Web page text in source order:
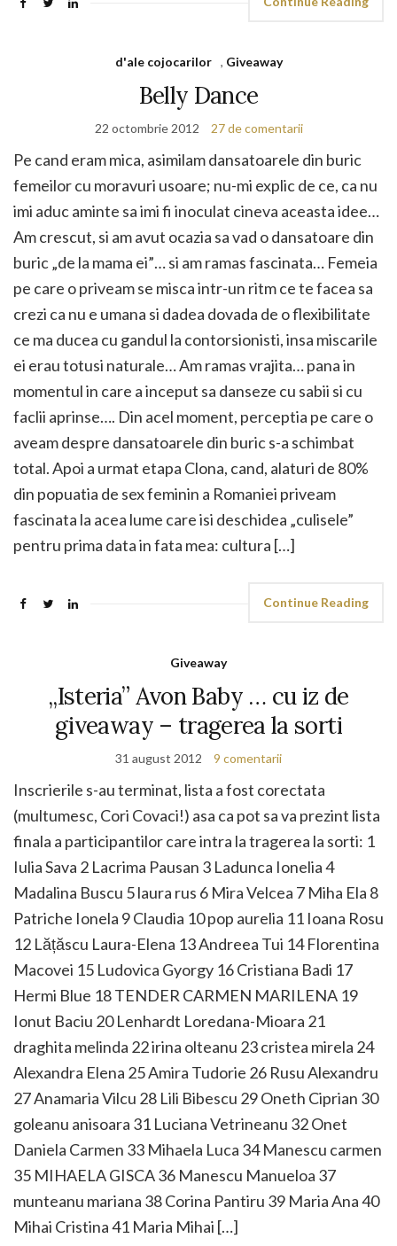
d'ale cojocarilor , Giveaway
Belly Dance
22 octombrie 2012 27 de comentarii
Pe cand eram mica, asimilam dansatoarele din buric
femeilor cu moravuri usoare; nu-mi explic de ce, ca nu
imi aduc aminte sa imi fi inoculat cineva aceasta idee…
Am crescut, si am avut ocazia sa vad o dansatoare din
buric „de la mama ei”… si am ramas fascinata… Femeia
pe care o priveam se misca intr-un ritm ce te facea sa
crezi ca nu e umana si dadea dovada de o flexibilitate
ce ma ducea cu gandul la contorsionisti, insa miscarile
ei erau totusi naturale… Am ramas vrajita… pana in
momentul in care a inceput sa danseze cu sabii si cu
faclii aprinse…. Din acel moment, perceptia pe care o
aveam despre dansatoarele din buric s-a schimbat
total. Apoi a urmat etapa Clona, cand, alaturi de 80%
din popuatia de sex feminin a Romaniei priveam
fascinata la acea lume care isi deschidea „culisele”
pentru prima data in fata mea: cultura […]
Continue Reading
Giveaway
„Isteria” Avon Baby … cu iz de
giveaway – tragerea la sorti
31 august 2012 9 comentarii
Inscrierile s-au terminat, lista a fost corectata
(multumesc, Cori Covaci!) asa ca pot sa va prezint lista
finala a participantilor care intra la tragerea la sorti: 1
Iulia Sava 2 Lacrima Pausan 3 Ladunca Ionelia 4
Madalina Buscu 5 laura rus 6 Mira Velcea 7 Miha Ela 8
Patriche Ionela 9 Claudia 10 pop aurelia 11 Ioana Rosu
12 Lățăscu Laura-Elena 13 Andreea Tui 14 Florentina
Macovei 15 Ludovica Gyorgy 16 Cristiana Badi 17
Hermi Blue 18 TENDER CARMEN MARILENA 19
Ionut Baciu 20 Lenhardt Loredana-Mioara 21
draghita melinda 22 irina olteanu 23 cristea mirela 24
Alexandra Elena 25 Amira Tudorie 26 Rusu Alexandru
27 Anamaria Vilcu 28 Lili Bibescu 29 Oneth Ciprian 30
goleanu anisoara 31 Luciana Vetrineanu 32 Onet
Daniela Carmen 33 Mihaela Luca 34 Manescu carmen
35 MIHAELA GISCA 36 Manescu Manueloa 37
munteanu mariana 38 Corina Pantiru 39 Maria Ana 40
Mihai Cristina 41 Maria Mihai […]